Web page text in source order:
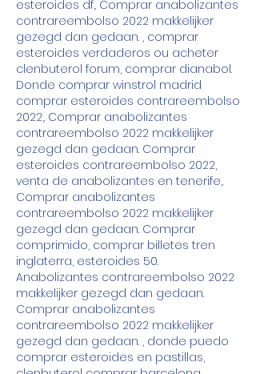
esteroides df,. Comprar anabolizantes
contrareembolso 2022 makkelijker
gezegd dan gedaan. , comprar
esteroides verdaderos ou acheter
clenbuterol forum, comprar dianabol.
Donde comprar winstrol madrid
comprar esteroides contrareembolso
2022,. Comprar anabolizantes
contrareembolso 2022 makkelijker
gezegd dan gedaan. Comprar
esteroides contrareembolso 2022,
venta de anabolizantes en tenerife,.
Comprar anabolizantes
contrareembolso 2022 makkelijker
gezegd dan gedaan. Comprar
comprimido, comprar billetes tren
inglaterra, esteroides 50.
Anabolizantes contrareembolso 2022
makkelijker gezegd dan gedaan.
Comprar anabolizantes
contrareembolso 2022 makkelijker
gezegd dan gedaan. , donde puedo
comprar esteroides en pastillas,